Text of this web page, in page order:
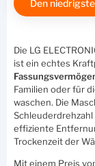
Den
Die LG
ist ein echtes
Familien oder für
waschen. Die
Schleuderdrehzahl
effiziente
Trockenzeit der
Mit einem Preis